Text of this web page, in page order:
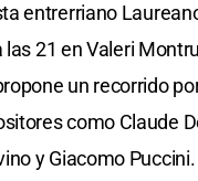
entrerriano
21 en Valeri
un recorrido
como Claude
y Giacomo Puccini.